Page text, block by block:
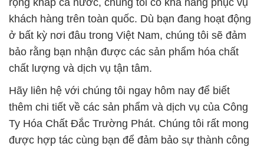
rộng khắp cả nước, chúng tôi có khả năng phục vụ
khách hàng trên toàn quốc. Dù bạn đang hoạt động
ở bất kỳ nơi đâu trong Việt Nam, chúng tôi sẽ đảm
bảo rằng bạn nhận được các sản phẩm hóa chất
chất lượng và dịch vụ tận tâm.
Hãy liên hệ với chúng tôi ngay hôm nay để biết
thêm chi tiết về các sản phẩm và dịch vụ của Công
Ty Hóa Chất Đắc Trường Phát. Chúng tôi rất mong
được hợp tác cùng bạn để đảm bảo sự thành công